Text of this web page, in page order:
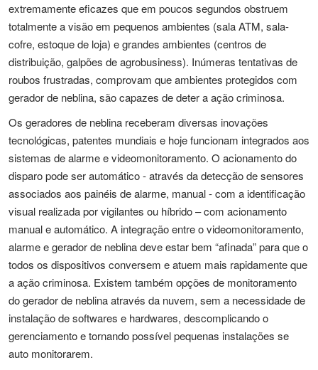
extremamente eficazes que em poucos segundos obstruem
totalmente a visão em pequenos ambientes (sala ATM, sala-
cofre, estoque de loja) e grandes ambientes (centros de
distribuição, galpões de agrobusiness). Inúmeras tentativas de
roubos frustradas, comprovam que ambientes protegidos com
gerador de neblina, são capazes de deter a ação criminosa.
Os geradores de neblina receberam diversas inovações
tecnológicas, patentes mundiais e hoje funcionam integrados aos
sistemas de alarme e videomonitoramento. O acionamento do
disparo pode ser automático - através da detecção de sensores
associados aos painéis de alarme, manual - com a identificação
visual realizada por vigilantes ou híbrido – com acionamento
manual e automático. A integração entre o videomonitoramento,
alarme e gerador de neblina deve estar bem “afinada” para que o
todos os dispositivos conversem e atuem mais rapidamente que
a ação criminosa. Existem também opções de monitoramento
do gerador de neblina através da nuvem, sem a necessidade de
instalação de softwares e hardwares, descomplicando o
gerenciamento e tornando possível pequenas instalações se
auto monitorarem.